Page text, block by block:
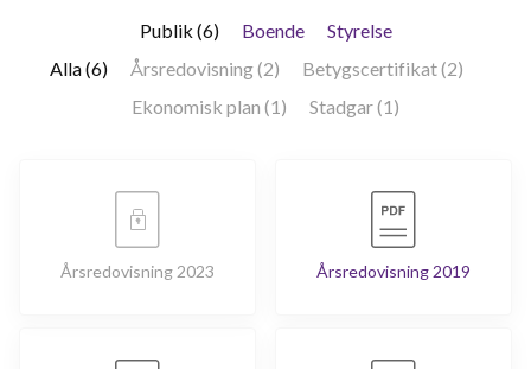
Publik (6) Boende
Styrelse
Alla (6)
Årsredovisning (2)
Betygscertifikat (2)
Ekonomisk plan (1)
Stadgar (1)
Årsredovisning 2023 Årsredovisning 2019